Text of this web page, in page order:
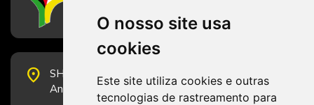
O nosso site usa
cookies
Este site utiliza cookies e outras
tecnologias de rastreamento para
place
SHS Quadra 6, Bloco E, Complexo Brasil 21, 20º
Andar, Sala 2001 - CEP 70322-915 - Brasília/DF